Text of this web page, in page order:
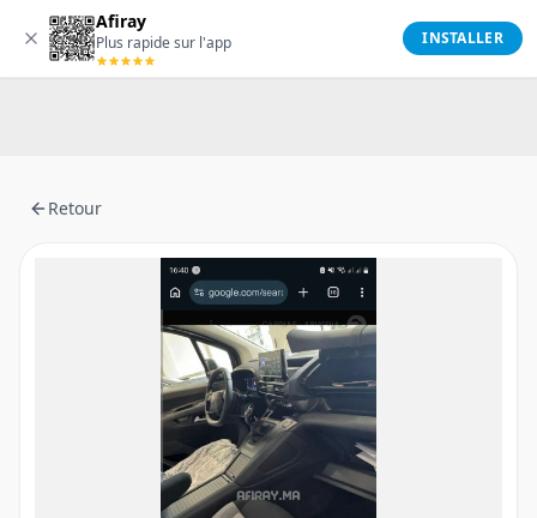
Afiray
Plus rapide sur l'app INSTALLER
Afiray
Retour